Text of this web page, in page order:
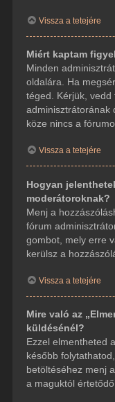
Vissza a tetejére
Miért kaptam
Minden
oldalára. Ha
téged. Kérjük,
adminisztrátorának
köze nincs a
Vissza a tetejére
Hogyan
moderátoroknak?
Menj a
fórum
gombot, mely erre
kerülsz a
Vissza a tetejére
Mire való az
küldésénél?
Ezzel elmentheted
később
betöltéséhez menj
a maguktól